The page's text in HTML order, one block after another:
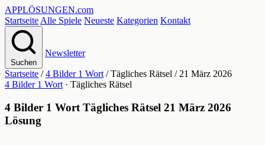
APPLÖSUNGEN.com
Startseite Alle Spiele Neueste Kategorien Kontakt
Suchen
Newsletter
Startseite / 4 Bilder 1 Wort / Tägliches Rätsel / 21 März 2026
4 Bilder 1 Wort · Tägliches Rätsel
4 Bilder 1 Wort Tägliches Rätsel 21 März 2026
Lösung